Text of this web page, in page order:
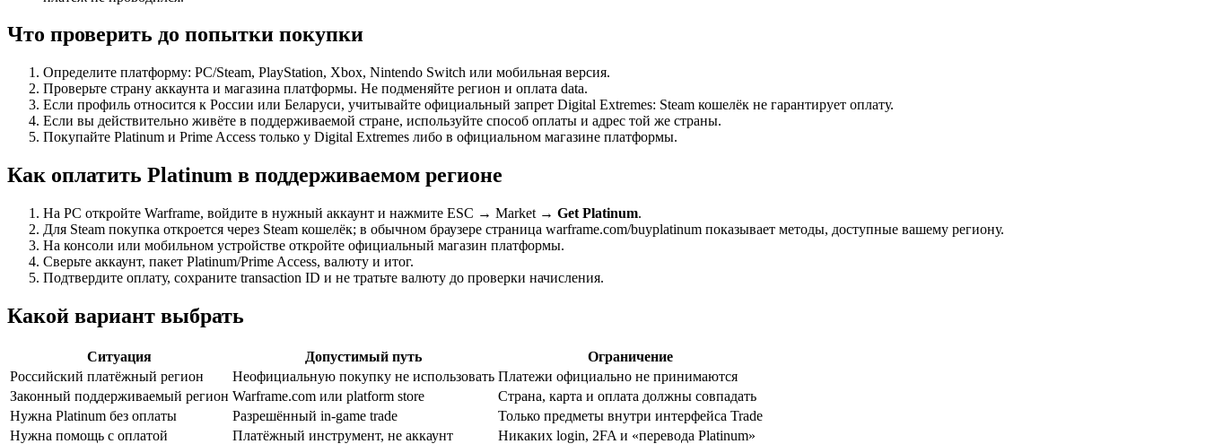
Что проверить до попытки покупки
Определите платформу: PC/Steam, PlayStation, Xbox, Nintendo Switch или мобильная версия.
Проверьте страну аккаунта и магазина платформы. Не подменяйте регион и оплата data.
Если профиль относится к России или Беларуси, учитывайте официальный запрет Digital Extremes: Steam кошелёк не гарантирует оплату.
Если вы действительно живёте в поддерживаемой стране, используйте способ оплаты и адрес той же страны.
Покупайте Platinum и Prime Access только у Digital Extremes либо в официальном магазине платформы.
Как оплатить Platinum в поддерживаемом регионе
На PC откройте Warframe, войдите в нужный аккаунт и нажмите ESC → Market → Get Platinum.
Для Steam покупка откроется через Steam кошелёк; в обычном браузере страница warframe.com/buyplatinum показывает методы, доступные вашему региону.
На консоли или мобильном устройстве откройте официальный магазин платформы.
Сверьте аккаунт, пакет Platinum/Prime Access, валюту и итог.
Подтвердите оплату, сохраните transaction ID и не тратьте валюту до проверки начисления.
Какой вариант выбрать
Ситуация Допустимый путь
Ограничение
Российский платёжный регион
Неофициальную покупку не использовать Платежи официально не принимаются
Законный поддерживаемый регион Warframe.com или platform store
Страна, карта и оплата должны совпадать
Нужна Platinum без оплаты
Разрешённый in-game trade
Только предметы внутри интерфейса Trade
Нужна помощь с оплатой
Платёжный инструмент, не аккаунт Никаких login, 2FA и «перевода Platinum»